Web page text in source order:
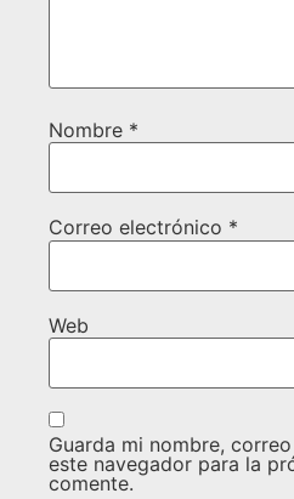
Nombre *
Correo electrónico *
Web
Guarda mi nombre,
este navegador para la
comente.